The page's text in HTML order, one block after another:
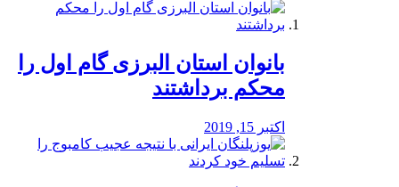
بانوان استان البرزی گام اول را
محكم برداشتند
اکتبر 15, 2019